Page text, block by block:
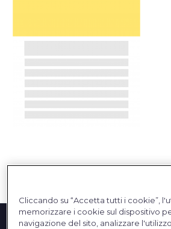
English
Cliccando su “Accetta tutti i cookie”,
memorizzare i cookie sul dispositivo
navigazione del sito, analizzare